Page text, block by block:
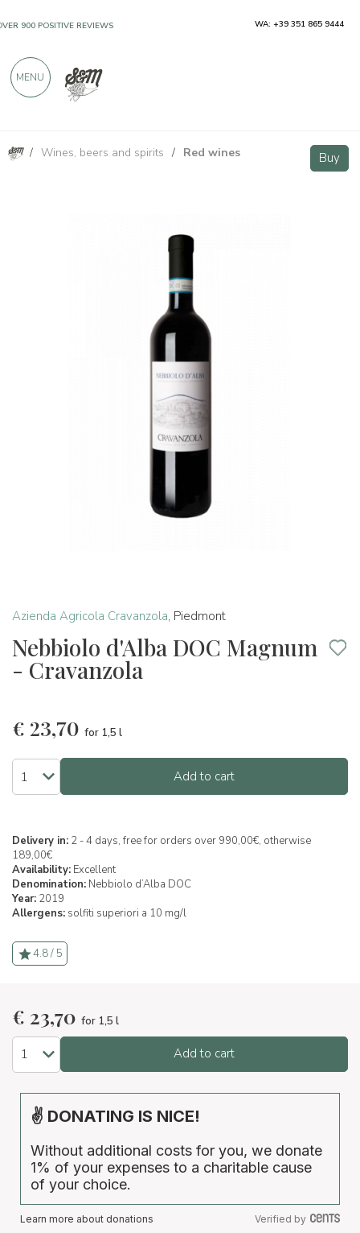
/ Wines, beers and spirits / Red wines Buy
Azienda Agricola Cravanzola, Piedmont
Nebbiolo d'Alba DOC Magnum
- Cravanzola
€ 23,70 for 1,5 l
Add to cart
Delivery in: 2 - 4 days, free for orders over 990,00€, otherwise
189,00€
Availability: Excellent
Denomination: Nebbiolo d’Alba DOC
Year: 2019
Allergens: solfiti superiori a 10 mg/l
4.8 / 5
€ 23,70 for 1,5 l
Add to cart
✌ DONATING IS NICE!
Without additional costs for you, we donate
1% of your expenses to a charitable cause
of your choice.
Learn more about donations Verified by
Nebbiolo d'Alba DOC Magnum - Cravanzola Buy
900 POSITIVE REVIEWS WA: +39 351 865 9444
MENU